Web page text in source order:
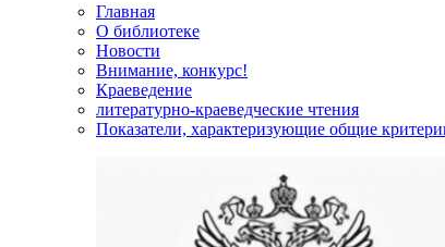
Главная
О библиотеке
Новости
Внимание, конкурс!
Краеведение
литературно-краеведческие чтения
Показатели, характеризующие общие